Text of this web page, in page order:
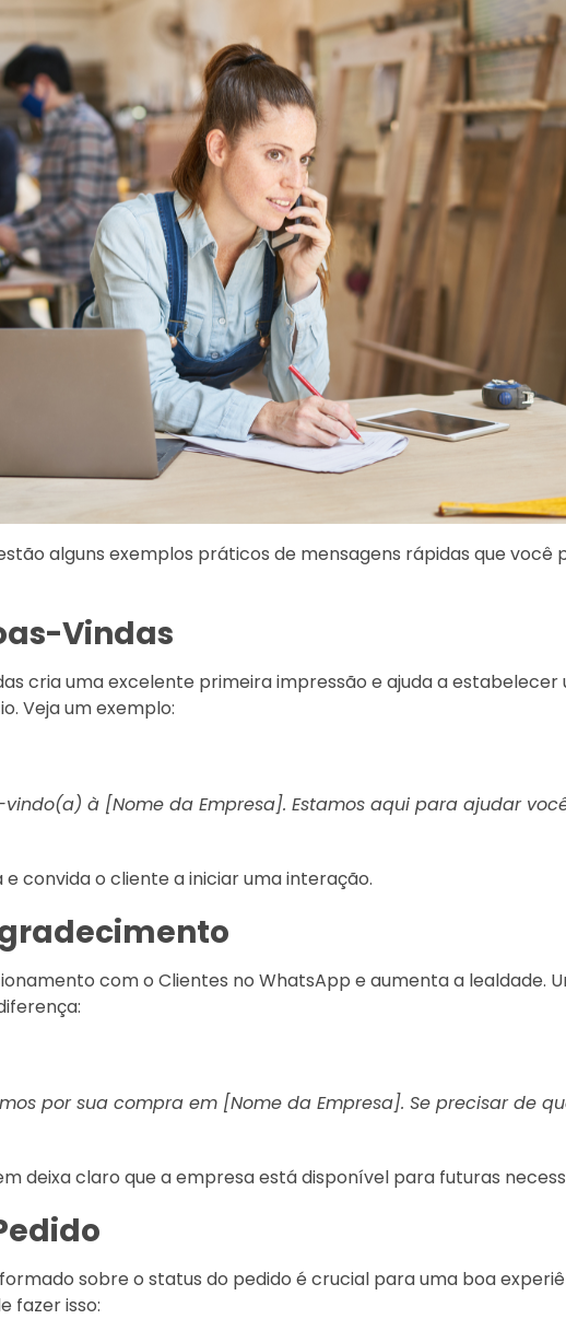
alguns exemplos práticos de mensagens rápidas que você
Vindas
cria uma excelente primeira impressão e ajuda a estabelecer
Veja um exemplo:
à [Nome da Empresa]. Estamos aqui para ajudar
convida o cliente a iniciar uma interação.
com o Clientes no WhatsApp e aumenta a lealdade.
por sua compra em [Nome da Empresa]. Se precisar de
deixa claro que a empresa está disponível para futuras
sobre o status do pedido é crucial para uma boa
fazer isso: